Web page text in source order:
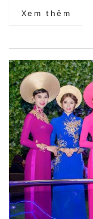
Xem thêm